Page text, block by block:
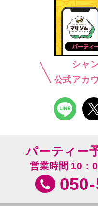
シャ
公式アカ
パーティー
営業時間 10：